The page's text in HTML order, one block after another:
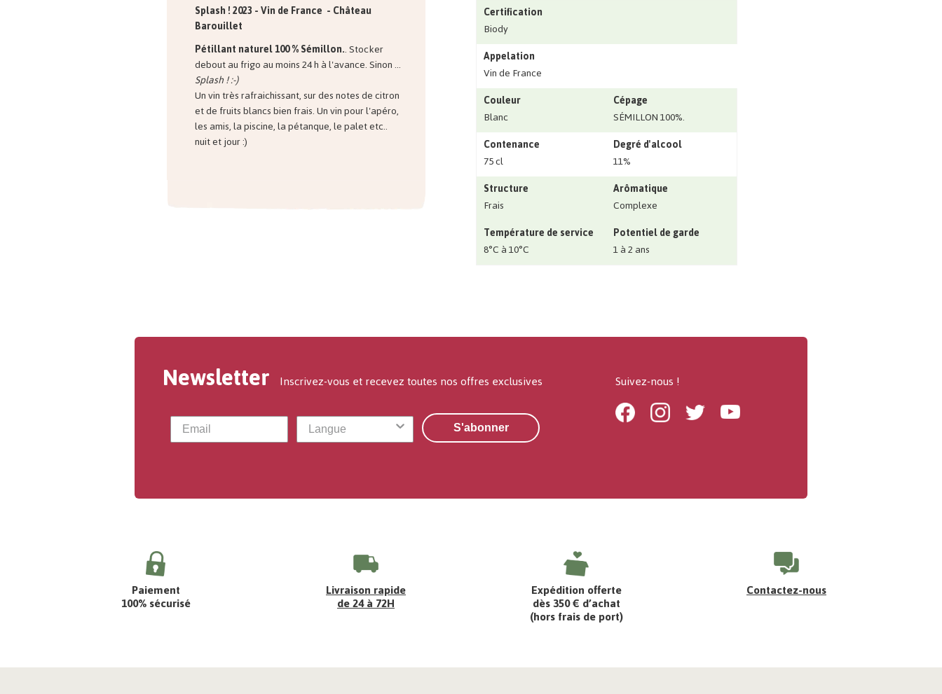
Splash ! 2023 - Vin de France - Château
Barouillet
Pétillant naturel 100 % Sémillon.. Stocker
debout au frigo au moins 24 h à l'avance. Sinon ...
Splash ! :-)
Un vin très rafraichissant, sur des notes de citron
et de fruits blancs bien frais. Un vin pour l'apéro,
les amis, la piscine, la pétanque, le palet etc..
nuit et jour :)
Certification
Biody
Appelation
Vin de France
Couleur
Blanc
Cépage
SÉMILLON 100%.
Contenance
75 cl
Degré d'alcool
11%
Structure
Frais
Arômatique
Complexe
Température de service
8°C à 10°C
Potentiel de garde
1 à 2 ans
Newsletter Inscrivez-vous et recevez toutes nos offres exclusives
S'abonner
Suivez-nous !
FacebookInstagramTwitter Youtube
Paiement
100% sécurisé
Livraison rapide
de 24 à 72H
Expédition offerte
dès 350 € d’achat
(hors frais de port)
Contactez-nous